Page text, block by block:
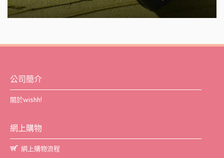
公司簡介
關於wishh!
網上購物
網上購物流程